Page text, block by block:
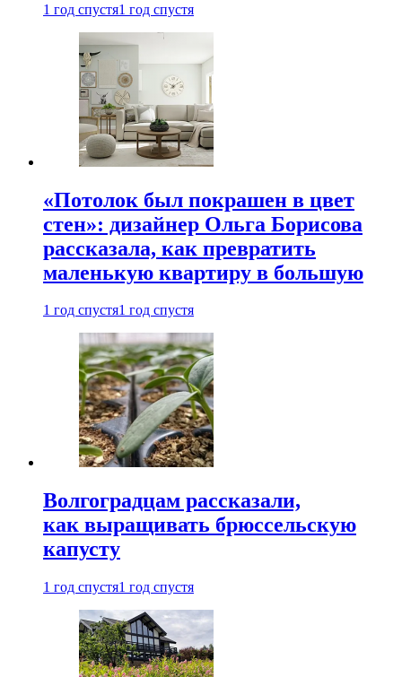
1 год спустя1 год спустя
«Потолок был покрашен в цвет
стен»: дизайнер Ольга Борисова
рассказала, как превратить
маленькую квартиру в большую
1 год спустя1 год спустя
Волгоградцам рассказали,
как выращивать брюссельскую
капусту
1 год спустя1 год спустя